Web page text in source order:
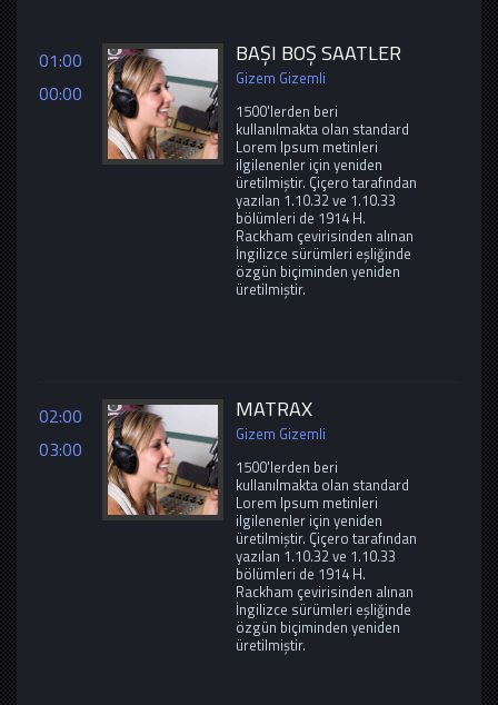
01:00
00:00
BAŞI BOŞ SAATLER
Gizem Gizemli
1500'lerden beri
kullanılmakta olan standard
Lorem Ipsum metinleri
ilgilenenler için yeniden
üretilmiştir. Çiçero tarafından
yazılan 1.10.32 ve 1.10.33
bölümleri de 1914 H.
Rackham çevirisinden alınan
İngilizce sürümleri eşliğinde
özgün biçiminden yeniden
üretilmiştir.
02:00
03:00
MATRAX
Gizem Gizemli
1500'lerden beri
kullanılmakta olan standard
Lorem Ipsum metinleri
ilgilenenler için yeniden
üretilmiştir. Çiçero tarafından
yazılan 1.10.32 ve 1.10.33
bölümleri de 1914 H.
Rackham çevirisinden alınan
İngilizce sürümleri eşliğinde
özgün biçiminden yeniden
üretilmiştir.